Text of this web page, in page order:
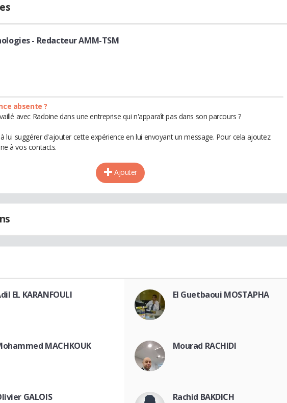
- Redacteur AMM-TSM
absente ?
avec Radoine dans une entreprise qui n'apparaît pas dans son parcours ?
lui suggérer d'ajouter cette expérience en lui envoyant un message. Pour cela ajoutez
à vos contacts.
Ajouter
EL KARANFOULI El Guetbaoui MOSTAPHA
MACHKOUK Mourad RACHIDI
GALOIS Rachid BAKDICH